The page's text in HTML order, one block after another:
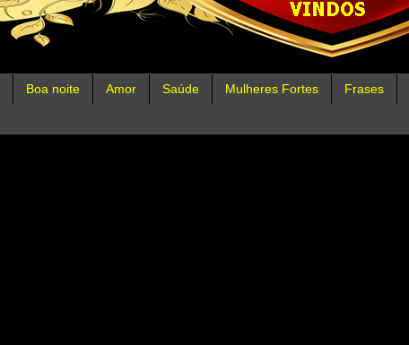
Boa noite Amor Saúde Mulheres Fortes Frases